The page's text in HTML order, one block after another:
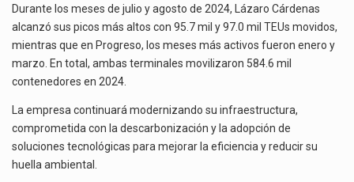
Durante los meses de julio y agosto de 2024, Lázaro Cárdenas
alcanzó sus picos más altos con 95.7 mil y 97.0 mil TEUs movidos,
mientras que en Progreso, los meses más activos fueron enero y
marzo. En total, ambas terminales movilizaron 584.6 mil
contenedores en 2024.
La empresa continuará modernizando su infraestructura,
comprometida con la descarbonización y la adopción de
soluciones tecnológicas para mejorar la eficiencia y reducir su
huella ambiental.